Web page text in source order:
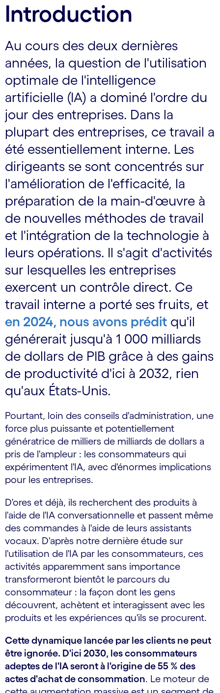
Introduction
Au cours des deux dernières
années, la question de l'utilisation
optimale de l'intelligence
artificielle (IA) a dominé l'ordre du
jour des entreprises. Dans la
plupart des entreprises, ce travail a
été essentiellement interne. Les
dirigeants se sont concentrés sur
l'amélioration de l'efficacité, la
préparation de la main-d'œuvre à
de nouvelles méthodes de travail
et l'intégration de la technologie à
leurs opérations. Il s'agit d'activités
sur lesquelles les entreprises
exercent un contrôle direct. Ce
travail interne a porté ses fruits, et
en 2024, nous avons prédit qu'il
générerait jusqu'à 1 000 milliards
de dollars de PIB grâce à des gains
de productivité d'ici à 2032, rien
qu'aux États-Unis.
Pourtant, loin des conseils d'administration, une
force plus puissante et potentiellement
génératrice de milliers de milliards de dollars a
pris de l'ampleur : les consommateurs qui
expérimentent l'IA, avec d'énormes implications
pour les entreprises.
D'ores et déjà, ils recherchent des produits à
l'aide de l'IA conversationnelle et passent même
des commandes à l'aide de leurs assistants
vocaux. D'après notre dernière étude sur
l'utilisation de l'IA par les consommateurs, ces
activités apparemment sans importance
transformeront bientôt le parcours du
consommateur : la façon dont les gens
découvrent, achètent et interagissent avec les
produits et les expériences qu'ils se procurent.
Cette dynamique lancée par les clients ne peut
être ignorée. D'ici 2030, les consommateurs
adeptes de l'IA seront à l'origine de 55 % des
actes d'achat de consommation. Le moteur de